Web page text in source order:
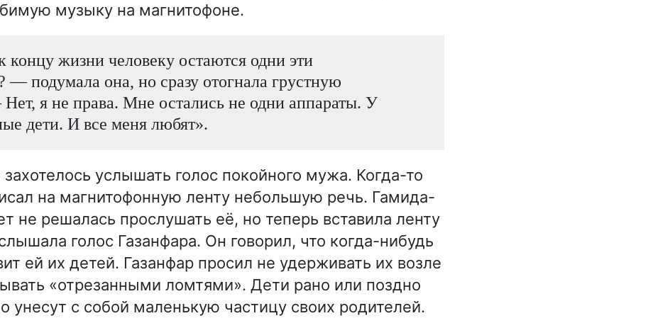
музыку на магнитофоне.
концу жизни человеку остаются одни эти
— подумала она, но сразу отогнала грустную
я не права. Мне остались не одни аппараты. У
дети. И все меня любят».
услышать голос покойного мужа. Когда-то
на магнитофонную ленту небольшую речь. Гамида-
не решалась прослушать её, но теперь вставила ленту
голос Газанфара. Он говорил, что когда-нибудь
ей их детей. Газанфар просил не удерживать их возле
«отрезанными ломтями». Дети рано или поздно
унесут с собой маленькую частицу своих родителей.